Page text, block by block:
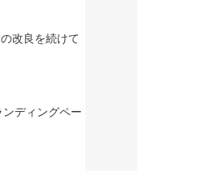
改良を続けて
ディングペー